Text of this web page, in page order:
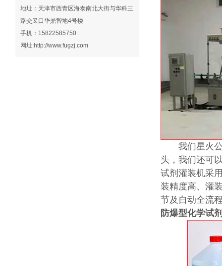
地址：天津市西青区海泰南北大街与华科三
路交叉口华鼎智地4号楼
手机：15822585750
网址:http://www.fugzj.com
我们星火公
头，我们还可
试剂灌装机采
装精度高、灌
节及自动全流
防爆型化学试